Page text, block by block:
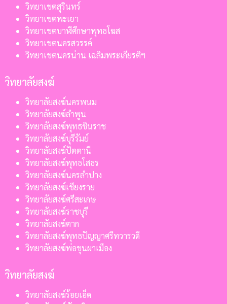
วิทยาเขตสุรินทร์
วิทยาเขตพะเยา
วิทยาเขตบาฬีศึกษาพุทธโฆส
วิทยาเขตนครสวรรค์
วิทยาเขตนครน่าน เฉลิมพระเกียรติฯ
วิทยาลัยสงฆ์
วิทยาลัยสงฆ์นครพนม
วิทยาลัยสงฆ์ลำพูน
วิทยาลัยสงฆ์พุทธชินราช
วิทยาลัยสงฆ์บุรีรัมย์
วิทยาลัยสงฆ์ปัตตานี
วิทยาลัยสงฆ์พุทธโสธร
วิทยาลัยสงฆ์นครลำปาง
วิทยาลัยสงฆ์เชียงราย
วิทยาลัยสงฆ์ศรีสะเกษ
วิทยาลัยสงฆ์ราชบุรี
วิทยาลัยสงฆ์ตาก
วิทยาลัยสงฆ์พุทธปัญญาศรีทวารวดี
วิทยาลัยสงฆ์พ่อขุนผาเมือง
วิทยาลัยสงฆ์
วิทยาลัยสงฆ์ร้อยเอ็ด